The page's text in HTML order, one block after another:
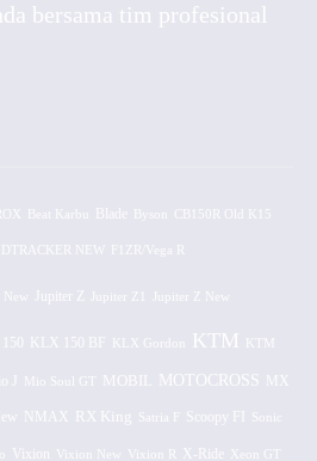
bersama tim profesional
CB150R Old K15
DTRACKER NEW F1ZR/Vega R
Jupiter Z
KLX 150 BF KLX Gordon KTM KTM
J Mio Soul GT MOBIL MOTOCROSS MX
NMAX RX King Satria F Scoopy FI Sonic
Vixion Vixion New Vixion R X-Ride Xeon GT